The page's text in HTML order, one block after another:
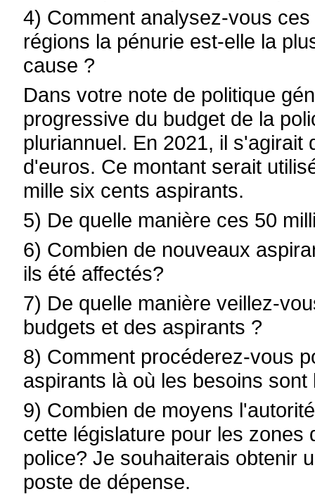
4) Comment analysez-vous
régions la pénurie est-elle la
cause ?
Dans votre note de politique
progressive du budget de la
pluriannuel. En 2021, il s'agirait
d'euros. Ce montant serait
mille six cents aspirants.
5) De quelle manière ces 50
6) Combien de nouveaux
ils été affectés?
7) De quelle manière veillez-
budgets et des aspirants ?
8) Comment procéderez-vous
aspirants là où les besoins
9) Combien de moyens
cette législature pour les zones
police? Je souhaiterais obtenir
poste de dépense.